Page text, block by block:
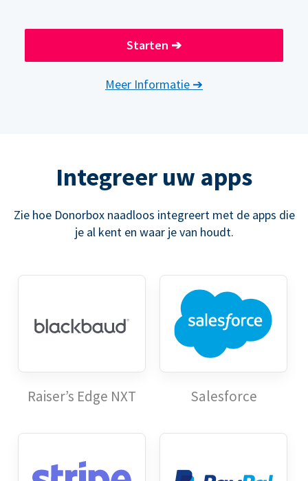
Starten ➔
Meer Informatie ➔
Integreer uw apps
Zie hoe Donorbox naadloos integreert met de apps die
je al kent en waar je van houdt.
Raiser’s Edge NXT Salesforce